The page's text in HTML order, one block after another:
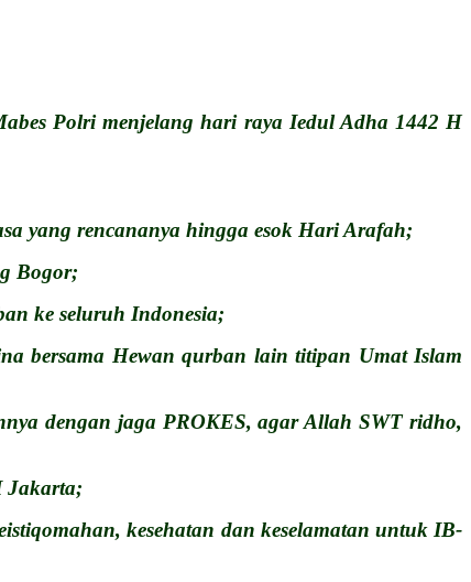
Polri menjelang hari raya Iedul Adha 1442 H
yang rencananya hingga esok Hari Arafah;
Bogor;
ke seluruh Indonesia;
bersama Hewan qurban lain titipan Umat Islam
dengan jaga PROKES, agar Allah SWT ridho,
Jakarta;
kesehatan dan keselamatan untuk IB-